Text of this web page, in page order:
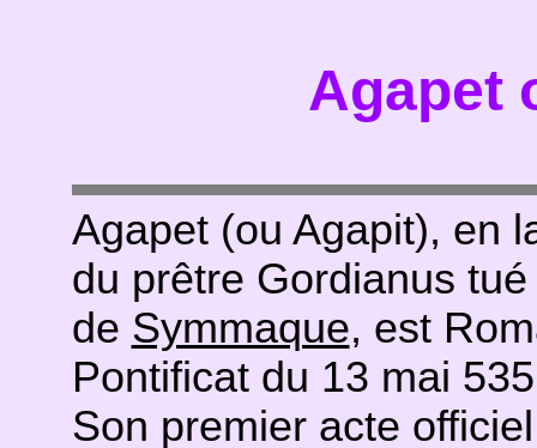
Agapet
Agapet (ou Agapit), en
du prêtre Gordianus
de Symmaque, est
Pontificat du 13 mai
Son premier acte